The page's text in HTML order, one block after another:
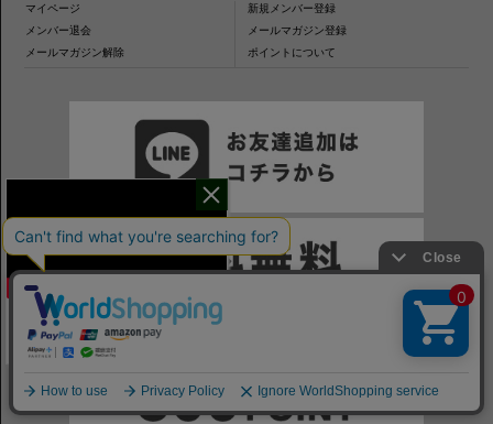
マイページ
新規メンバー登録
メンバー退会
メールマガジン登録
メールマガジン解除
ポイントについて
干場氏が考える
「良いシャツの条件！」